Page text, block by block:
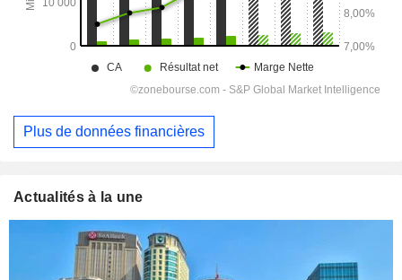
Plus de données financières
Actualités à la une